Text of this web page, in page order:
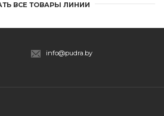
ВСЕ ТОВАРЫ ЛИНИИ
info@pudra.by